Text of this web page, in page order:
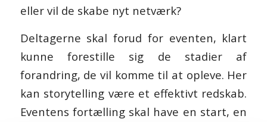
eller vil de skabe nyt netværk?
Deltagerne skal forud for eventen, klart
kunne forestille sig de stadier af
forandring, de vil komme til at opleve. Her
kan storytelling være et effektivt redskab.
Eventens fortælling skal have en start, en